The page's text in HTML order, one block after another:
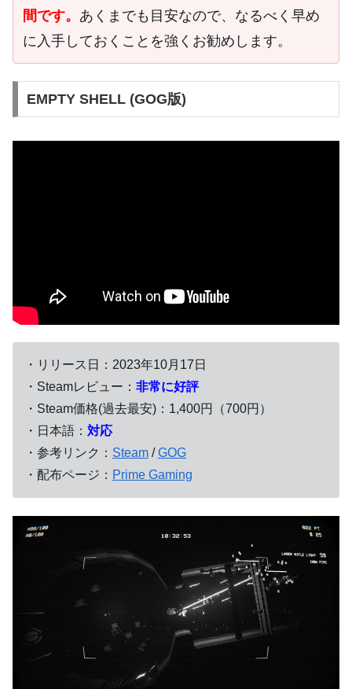
間です。 あくまでも目安なので、なるべく早め
に入手しておくことを強くお勧めします。
EMPTY SHELL (GOG版)
・リリース日：2023年10月17日
・Steamレビュー： 非常に好評
・Steam価格(過去最安)：1,400円（700円）
・日本語： 対応
・参考リンク： Steam /GOG
・配布ページ： Prime Gaming